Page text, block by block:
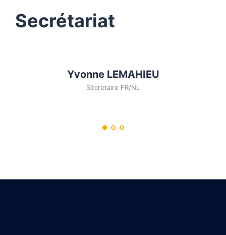
Secrétariat
Yvonne LEMAHIEU
Sécretaire FR/NL